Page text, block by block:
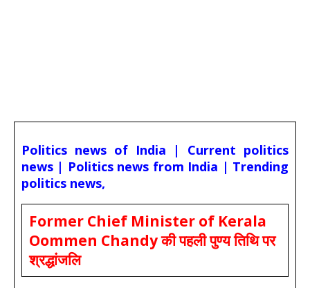
Politics news of India | Current politics
news | Politics news from India | Trending
politics news,
Former Chief Minister of Kerala
Oommen Chandy की पहली पुण्य तिथि पर
श्रद्धांजलि